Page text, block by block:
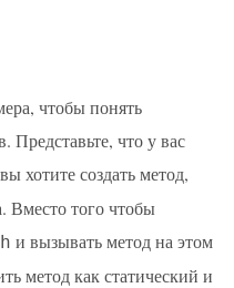
чтобы понять
Представьте, что у вас
хотите создать метод,
Вместо того чтобы
и вызывать метод на этом
метод как статический и